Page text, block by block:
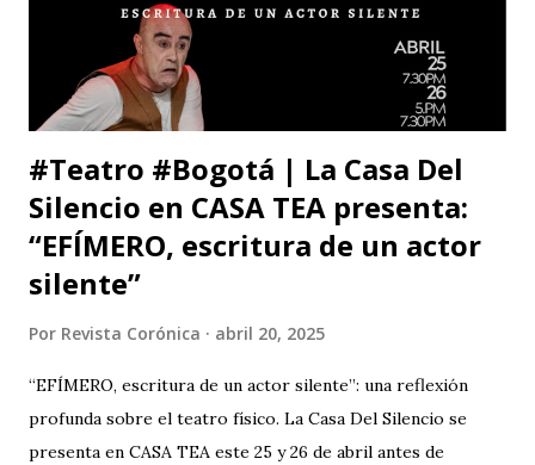
decisión que, por supuesto, no comparto pero que
respeto. Así es como suele decirse, con educación? Pero, lo
que me ll...
#Teatro #Bogotá | La Casa Del
Silencio en CASA TEA presenta:
“EFÍMERO, escritura de un actor
silente”
Por Revista Corónica abril 20, 2025
“EFÍMERO, escritura de un actor silente”: una reflexión
profunda sobre el teatro físico. La Casa Del Silencio se
presenta en CASA TEA este 25 y 26 de abril antes de